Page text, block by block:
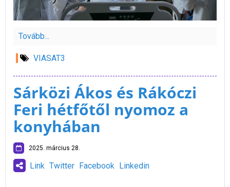
Tovább...
VIASAT3
Sárközi Ákos és Rákóczi
Feri hétfőtől nyomoz a
konyhában
2025. március 28.
Link Twitter Facebook Linkedin